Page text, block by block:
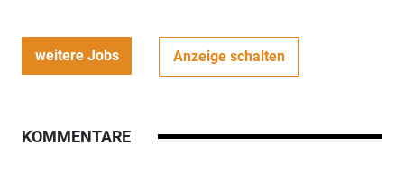
weitere Jobs Anzeige schalten
KOMMENTARE